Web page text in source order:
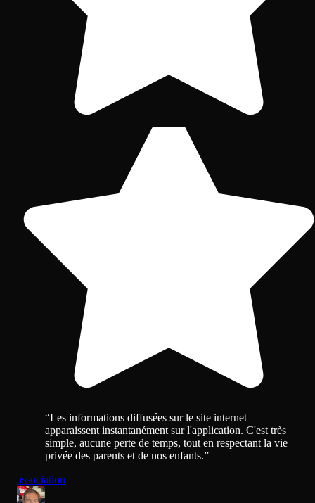
“Les informations diffusées sur le site internet
apparaissent instantanément sur l'application. C'est très
simple, aucune perte de temps, tout en respectant la vie
privée des parents et de nos enfants.”
association